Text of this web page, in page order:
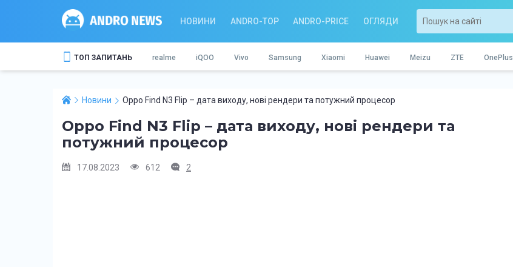
НОВИНИ ANDRO-TOP ANDRO-PRICE ОГЛЯДИ
ТОП ЗАПИТАНЬ realme iQOO Vivo Samsung Xiaomi Huawei Meizu ZTE OnePlus
Новини Oppo Find N3 Flip – дата виходу, нові рендери та потужний процесор
Oppo Find N3 Flip – дата виходу, нові рендери та
потужний процесор
17.08.2023 612 2